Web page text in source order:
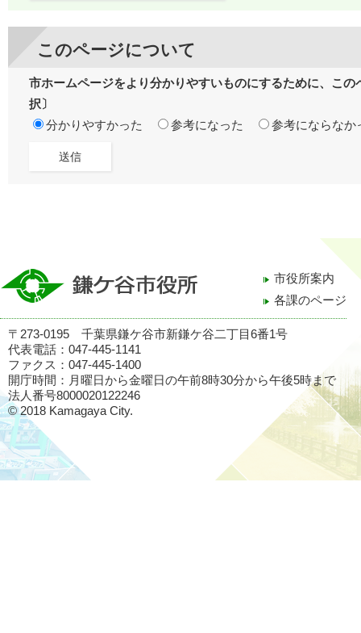
このページについて
市ホームページをより分かりやすいものにするために、こ
択〕
分かりやすかった
参考になった 参考にならなか
市役所案内
各課のページ
〒273-0195 千葉県鎌ケ谷市新鎌ケ谷二丁目6番1号
代表電話：047-445-1141
ファクス：047-445-1400
開庁時間：月曜日から金曜日の午前8時30分から午後5時まで
法人番号8000020122246
© 2018 Kamagaya City.